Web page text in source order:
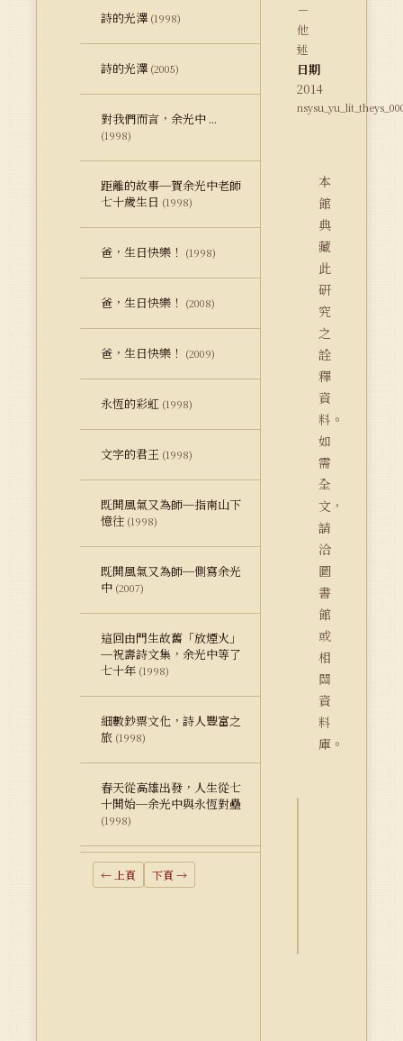
詩的光澤 (1998)
詩的光澤 (2005)
對我們而言，余光中 ...
(1998)
距離的故事─賀余光中老師
七十歲生日 (1998)
爸，生日快樂！ (1998)
爸，生日快樂！ (2008)
爸，生日快樂！ (2009)
永恆的彩虹 (1998)
文字的君王 (1998)
既開風氣又為師─指南山下
憶往 (1998)
既開風氣又為師─側寫余光
中 (2007)
這回由門生故舊「放煙火」
─祝壽詩文集，余光中等了
七十年 (1998)
細數鈔票文化，詩人豐富之
旅 (1998)
春天從高雄出發，人生從七
十開始─余光中與永恆對壘
(1998)
← 上頁 下頁 →
－
他
述
日期
2014
本
館
典
藏
此
研
究
之
詮
釋
資
料。
如
需
全
文，
請
洽
圖
書
館
或
相
關
資
料
庫。